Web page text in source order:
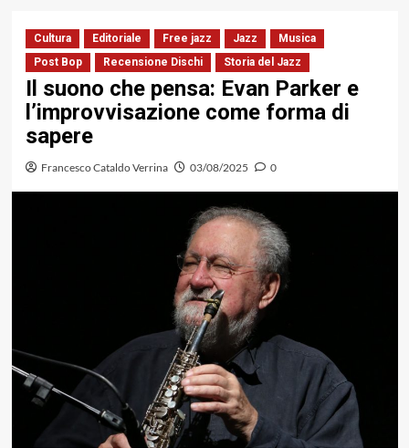
Cultura Editoriale Free jazz Jazz
Musica
Post Bop
Recensione Dischi Storia del Jazz
Il suono che pensa: Evan Parker e
l’improvvisazione come forma di
sapere
Francesco Cataldo Verrina 03/08/2025 0